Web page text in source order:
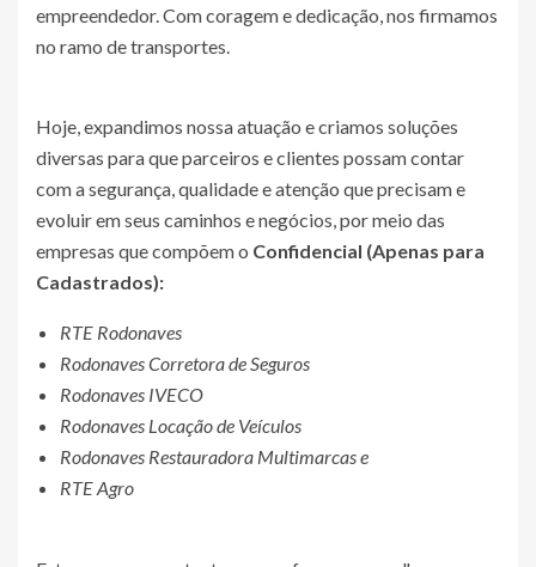
empreendedor. Com coragem e dedicação, nos firmamos
no ramo de transportes.
Hoje, expandimos nossa atuação e criamos soluções
diversas para que parceiros e clientes possam contar
com a segurança, qualidade e atenção que precisam e
evoluir em seus caminhos e negócios, por meio das
empresas que compõem o Confidencial (Apenas para
Cadastrados):
RTE Rodonaves
Rodonaves Corretora de Seguros
Rodonaves IVECO
Rodonaves Locação de Veículos
Rodonaves Restauradora Multimarcas e
RTE Agro